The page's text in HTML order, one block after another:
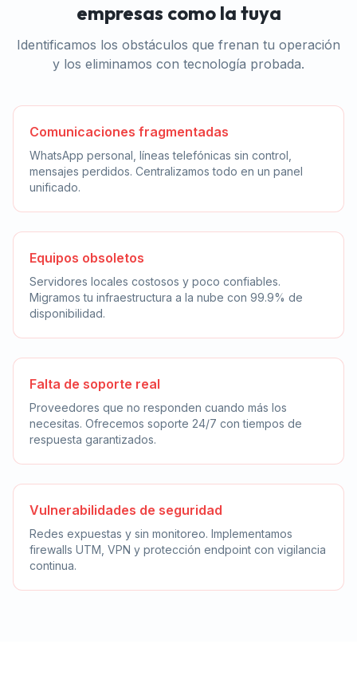
empresas como la tuya
Identificamos los obstáculos que frenan tu operación
y los eliminamos con tecnología probada.
Comunicaciones fragmentadas
WhatsApp personal, líneas telefónicas sin control,
mensajes perdidos. Centralizamos todo en un panel
unificado.
Equipos obsoletos
Servidores locales costosos y poco confiables.
Migramos tu infraestructura a la nube con 99.9% de
disponibilidad.
Falta de soporte real
Proveedores que no responden cuando más los
necesitas. Ofrecemos soporte 24/7 con tiempos de
respuesta garantizados.
Vulnerabilidades de seguridad
Redes expuestas y sin monitoreo. Implementamos
firewalls UTM, VPN y protección endpoint con vigilancia
continua.